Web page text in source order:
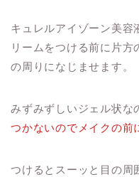
キュレルアイゾーン美容
リームをつける前に片方
の周りになじませます。
みずみずしいジェル状な
つかないのでメイクの前
つけるとスーッと目の周